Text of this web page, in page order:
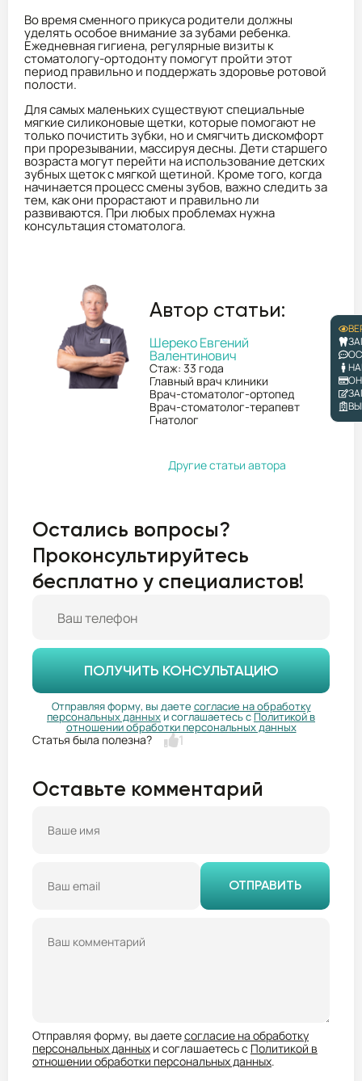
Во время сменного прикуса родители должны
уделять особое внимание за зубами ребенка.
Ежедневная гигиена, регулярные визиты к
стоматологу-ортодонту помогут пройти этот
период правильно и поддержать здоровье ротовой
полости.
Для самых маленьких существуют специальные
мягкие силиконовые щетки, которые помогают не
только почистить зубки, но и смягчить дискомфорт
при прорезывании, массируя десны. Дети старшего
возраста могут перейти на использование детских
зубных щеток с мягкой щетиной. Кроме того, когда
начинается процесс смены зубов, важно следить за
тем, как они прорастают и правильно ли
развиваются. При любых проблемах нужна
консультация стоматолога.
Автор статьи:
Шереко Евгений
Валентинович
Стаж: 33 года
Главный врач клиники
Врач-стоматолог-ортопед
Врач-стоматолог-терапевт
Гнатолог
Другие статьи автора
Остались вопросы?
Проконсультируйтесь
бесплатно у специалистов!
ПОЛУЧИТЬ КОНСУЛЬТАЦИЮ
Отправляя форму, вы даете согласие на обработку
персональных данныхи соглашаетесь сПолитикой в
отношении обработки персональных данных
1
Оставьте комментарий
ОТПРАВИТЬ
Отправляя форму, вы даетесогласие на обработку
персональных данных и соглашаетесь с Политикой в
отношении обработки персональных данных.